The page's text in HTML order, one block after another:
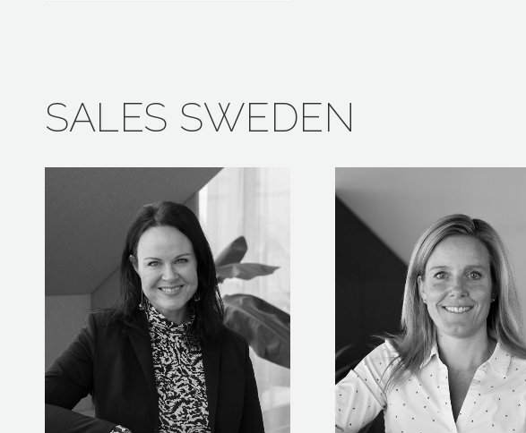
SALES SWEDEN